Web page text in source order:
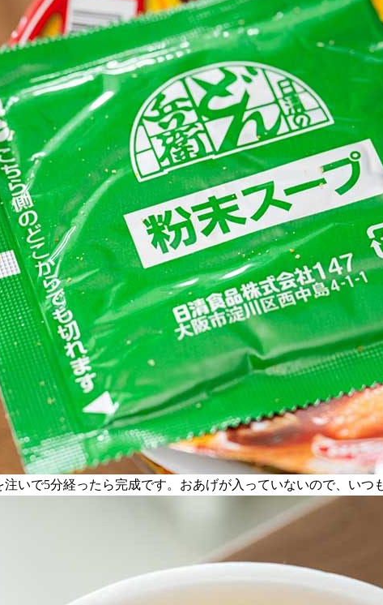
いで5分経ったら完成です。おあげが入っていないので、いつ